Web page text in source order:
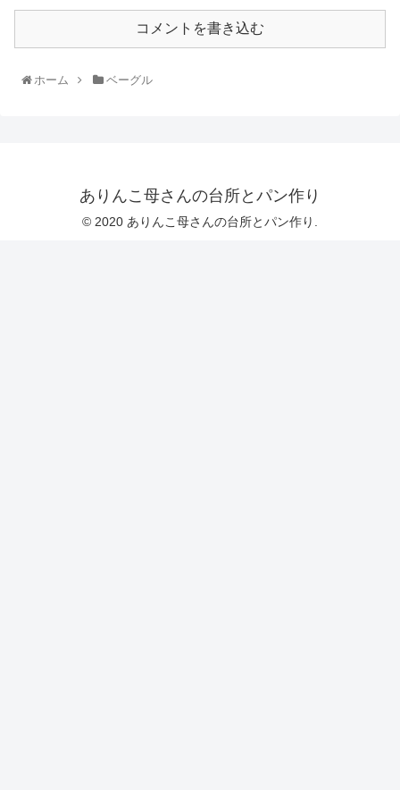
コメントを書き込む
ホーム ベーグル
ありんこ母さんの台所とパン作り
© 2020 ありんこ母さんの台所とパン作り.